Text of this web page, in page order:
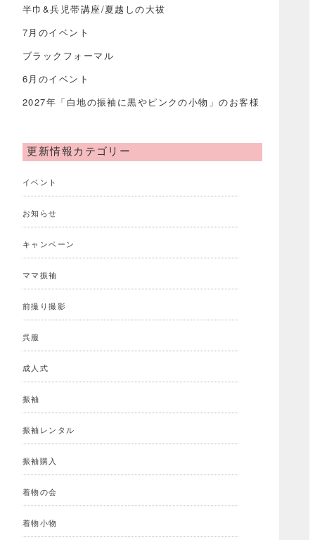
半巾&兵児帯講座/夏越しの大祓
7月のイベント
ブラックフォーマル
6月のイベント
2027年「白地の振袖に黒やピンクの小物」のお客様
更新情報カテゴリー
イベント
お知らせ
キャンペーン
ママ振袖
前撮り撮影
呉服
成人式
振袖
振袖レンタル
振袖購入
着物の会
着物小物